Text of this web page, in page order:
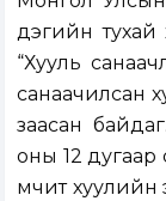
дэгийн тухай
“Хууль
санаачилсан
заасан
оны 12 дугаар
өмчит